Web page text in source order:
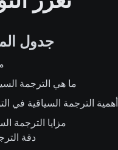
جدول
ما هي الترجمة
أهمية الترجمة السياقية في
مزايا الترجمة
دقة